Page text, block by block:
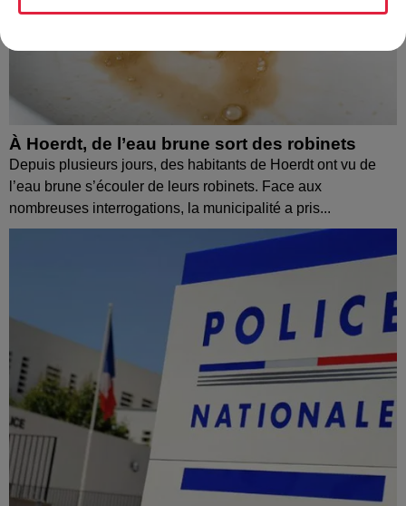
À Hoerdt, de l’eau brune sort des robinets
Depuis plusieurs jours, des habitants de Hoerdt ont vu de
l’eau brune s’écouler de leurs robinets. Face aux
nombreuses interrogations, la municipalité a pris...